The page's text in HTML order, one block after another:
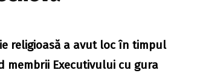
religioasă a avut loc în timpul
membrii Executivului cu gura